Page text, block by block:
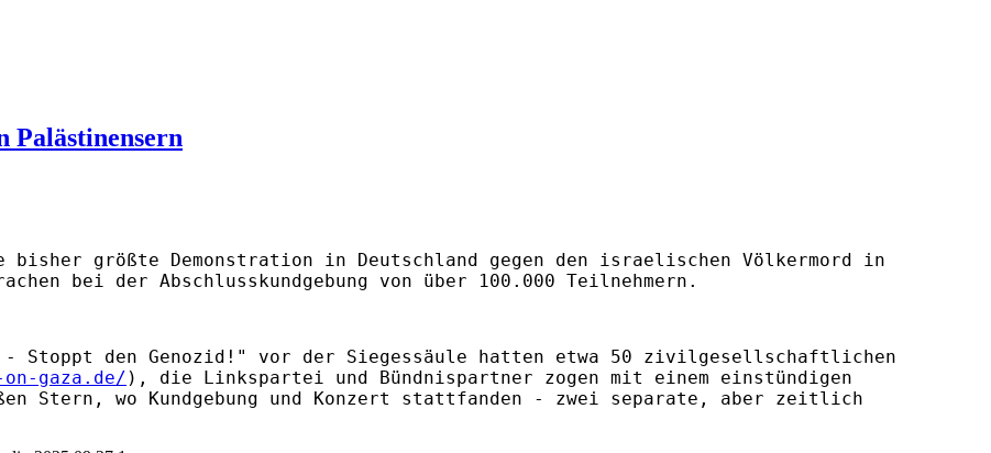
Palästinensern
größte Demonstration in Deutschland gegen den israelischen Völkermord in
bei der Abschlusskundgebung von über 100.000 Teilnehmern.
- Stoppt den Genozid!" vor der Siegessäule hatten etwa 50 zivilgesellschaftlichen
gaza.de/ ), die Linkspartei und Bündnispartner zogen mit einem einstündigen
Stern, wo Kundgebung und Konzert stattfanden - zwei separate, aber zeitlich